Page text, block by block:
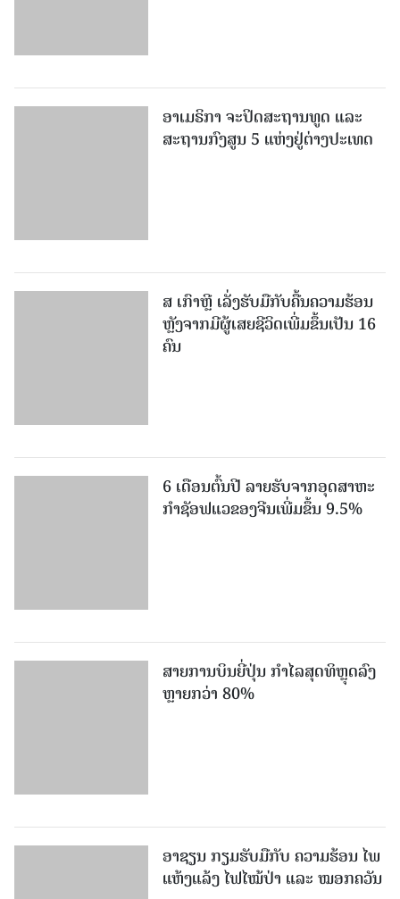
ອາເມຣິກາ ຈະປິດສະຖານທູດ ແ​ລະ
ສະຖານກົງສູນ 5 ແຫ່ງ​ຢູ່​ຕ່າງ​ປະ​ເທດ
ສ ເກົາຫຼີ ເລັ່ງຮັບມືກັບຄື້ນຄວາມຮ້ອນ
ຫຼັງຈາກມີຜູ້ເສຍຊີວິດເພີ່ມຂຶ້ນເປັນ 16
ຄົນ
6 ເດືອນຕົ້ນປີ ລາຍຮັບຈາກອຸດສາຫະ
ກຳຊັອຟແວຂອງຈີນເພີ່ມຂຶ້ນ 9.5%
ສາຍການບິນຍີ່ປຸ່ນ ກຳໄລສຸດທິຫຼຸດລົງ
ຫຼາຍກວ່າ 80%
ອາຊຽນ ກຽມຮັບມືກັບ ຄວາມຮ້ອນ ໄພ
ແຫ້ງແລ້ງ ໄຟໄໝ້ປ່າ ແລະ ໝອກຄວັນ